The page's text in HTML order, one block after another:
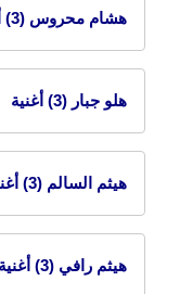
هشام محروس (3) أغنية
هلو جبار (3) أغنية
هيثم السالم (3) أغنية
هيثم رافي (3) أغنية